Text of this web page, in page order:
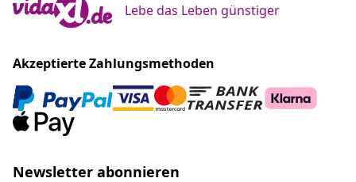
Lebe das Leben günstiger
Akzeptierte Zahlungsmethoden
Newsletter abonnieren